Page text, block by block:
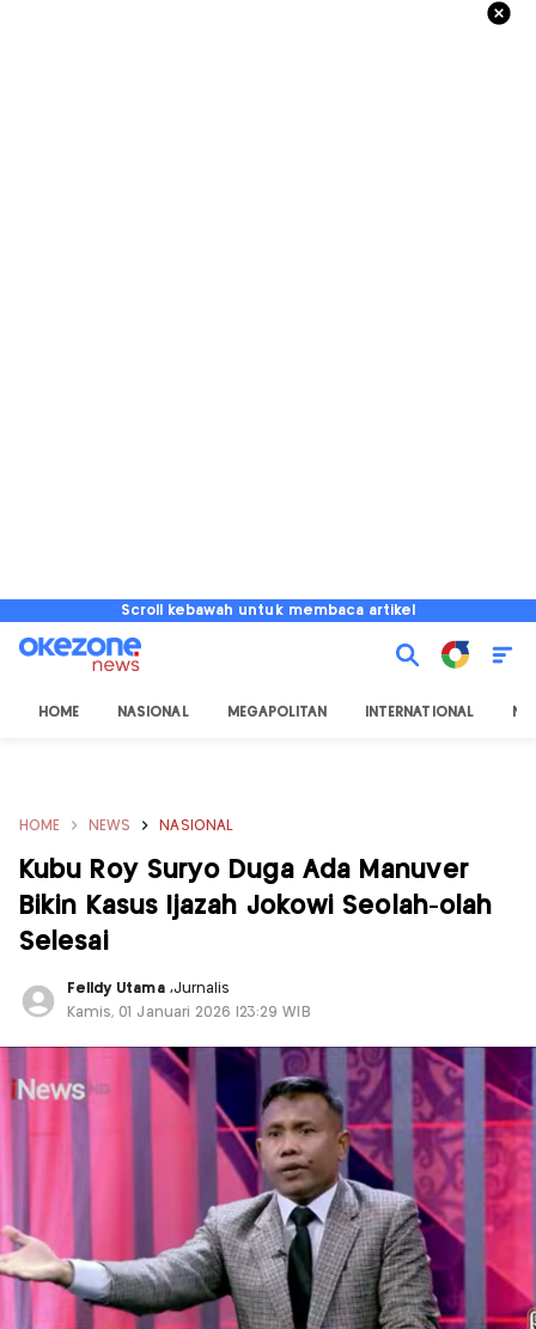
Scroll kebawah untuk membaca artikel
HOME NASIONAL MEGAPOLITAN INTERNATIONAL
HOME NEWS NASIONAL
Kubu Roy Suryo Duga Ada Manuver
Bikin Kasus Ijazah Jokowi Seolah-olah
Selesai
Felldy Utama ,Jurnalis
Kamis, 01 Januari 2026 |23:29 WIB